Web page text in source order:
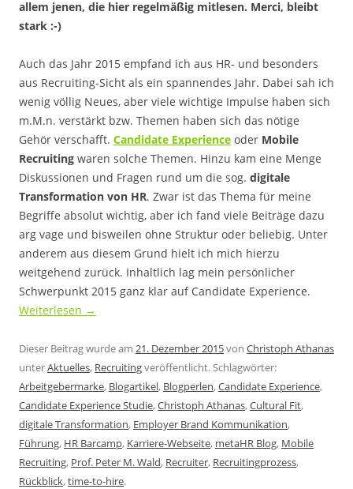
allem jenen, die hier regelmäßig mitlesen. Merci, bleibt
stark :-)
Auch das Jahr 2015 empfand ich aus HR- und besonders
aus Recruiting-Sicht als ein spannendes Jahr. Dabei sah ich
wenig völlig Neues, aber viele wichtige Impulse haben sich
m.M.n. verstärkt bzw. Themen haben sich das nötige
Gehör verschafft. Candidate Experience oder Mobile
Recruiting waren solche Themen. Hinzu kam eine Menge
Diskussionen und Fragen rund um die sog. digitale
Transformation von HR. Zwar ist das Thema für meine
Begriffe absolut wichtig, aber ich fand viele Beiträge dazu
arg vage und bisweilen ohne Struktur oder beliebig. Unter
anderem aus diesem Grund hielt ich mich hierzu
weitgehend zurück. Inhaltlich lag mein persönlicher
Schwerpunkt 2015 ganz klar auf Candidate Experience.
Weiterlesen →
Dieser Beitrag wurde am 21. Dezember 2015von Christoph Athanas
unterAktuelles, Recruitingveröffentlicht. Schlagwörter:
Arbeitgebermarke, Blogartikel, Blogperlen,Candidate Experience,
Candidate Experience Studie,Christoph Athanas,Cultural Fit,
digitale Transformation, Employer Brand Kommunikation,
Führung, HR Barcamp, Karriere-Webseite, metaHR Blog, Mobile
Recruiting, Prof. Peter M. Wald, Recruiter, Recruitingprozess,
Rückblick,time-to-hire.